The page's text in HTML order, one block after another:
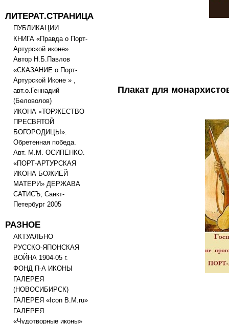
ЛИТЕРАТ.СТРАНИЦА
ПУБЛИКАЦИИ
КНИГА «Правда о Порт-
Артурской иконе».
Автор Н.Б.Павлов
«СКАЗАНИЕ о Порт-
Артурской Иконе » ,
авт.о.Геннадий
(Беловолов)
ИКОНА «ТОРЖЕСТВО
ПРЕСВЯТОЙ
БОГОРОДИЦЫ».
Обретенная победа.
Авт. М.М. ОСИПЕНКО.
«ПОРТ-АРТУРСКАЯ
ИКОНА БОЖИЕЙ
МАТЕРИ» ДЕРЖАВА
САТИСЪ; Санкт-
Петербург 2005
РАЗНОЕ
АКТУАЛЬНО
РУССКО-ЯПОНСКАЯ
ВОЙНА 1904-05 г.
ФОНД П-А ИКОНЫ
ГАЛЕРЕЯ
(НОВОСИБИРСК)
ГАЛЕРЕЯ «Icon B.M.ru»
ГАЛЕРЕЯ
«Чудотворные иконы»
Плакат для